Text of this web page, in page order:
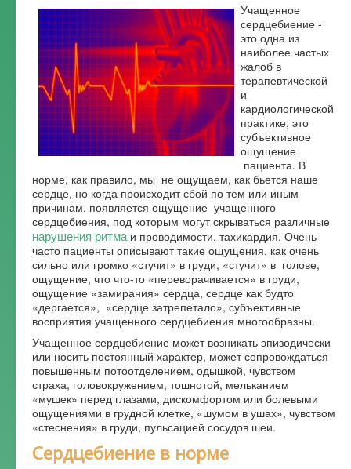
Заболевания
Диагностика
Лечение
Советы врача
Альтернативная медицина
Форум
Учащенное
сердцебиение -
это одна из
наиболее частых
жалоб в
терапевтической
и
кардиологической
практике, это
субъективное
ощущение
пациента. В
норме, как правило, мы не ощущаем, как бьется наше
сердце, но когда происходит сбой по тем или иным
причинам, появляется ощущение учащенного
сердцебиения, под которым могут скрываться различные
нарушения ритма и проводимости, тахикардия. Очень
часто пациенты описывают такие ощущения, как очень
сильно или громко «стучит» в груди, «стучит» в голове,
ощущение, что что-то «переворачивается» в груди,
ощущение «замирания» сердца, сердце как будто
«дергается», «сердце затрепетало», субъективные
восприятия учащенного сердцебиения многообразны.
Учащенное сердцебиение может возникать эпизодически
или носить постоянный характер, может сопровождаться
повышенным потоотделением, одышкой, чувством
страха, головокружением, тошнотой, мельканием
«мушек» перед глазами, дискомфортом или болевыми
ощущениями в грудной клетке, «шумом в ушах», чувством
«стеснения» в груди, пульсацией сосудов шеи.
Сердцебиение в норме